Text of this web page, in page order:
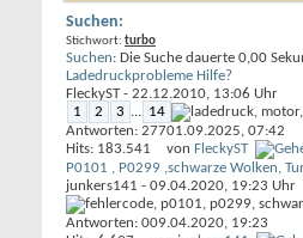
Suchen:
Stichwort: turbo
Suchen: Die Suche dauerte 0,00
Ladedruckprobleme Hilfe?
FleckyST- 22.12.2010, 13:06 Uhr
1
2 3 ... 14
Antworten: 277
Hits: 183.541
01.09.2025, 07:42
von FleckyST
P0101 , P0299 ,schwarze Wolken,
junkers141 - 09.04.2020, 19:23 Uhr
Antworten: 009.04.2020, 19:23